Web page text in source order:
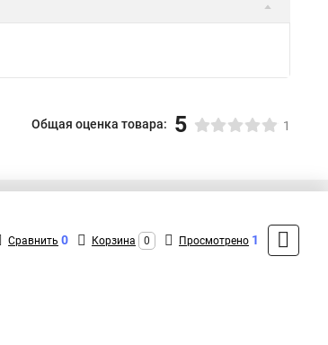
Общая оценка товара: 5 1
+7 (495) 432-41-41
MAX: +7 (936) 132-34-54
Сравнить 0 Корзина 0 Просмотрено 1